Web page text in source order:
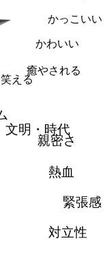
かっこいい
かわいい
癒やされる
笑える
文明・時代
親密さ
熱血
緊張感
対立性